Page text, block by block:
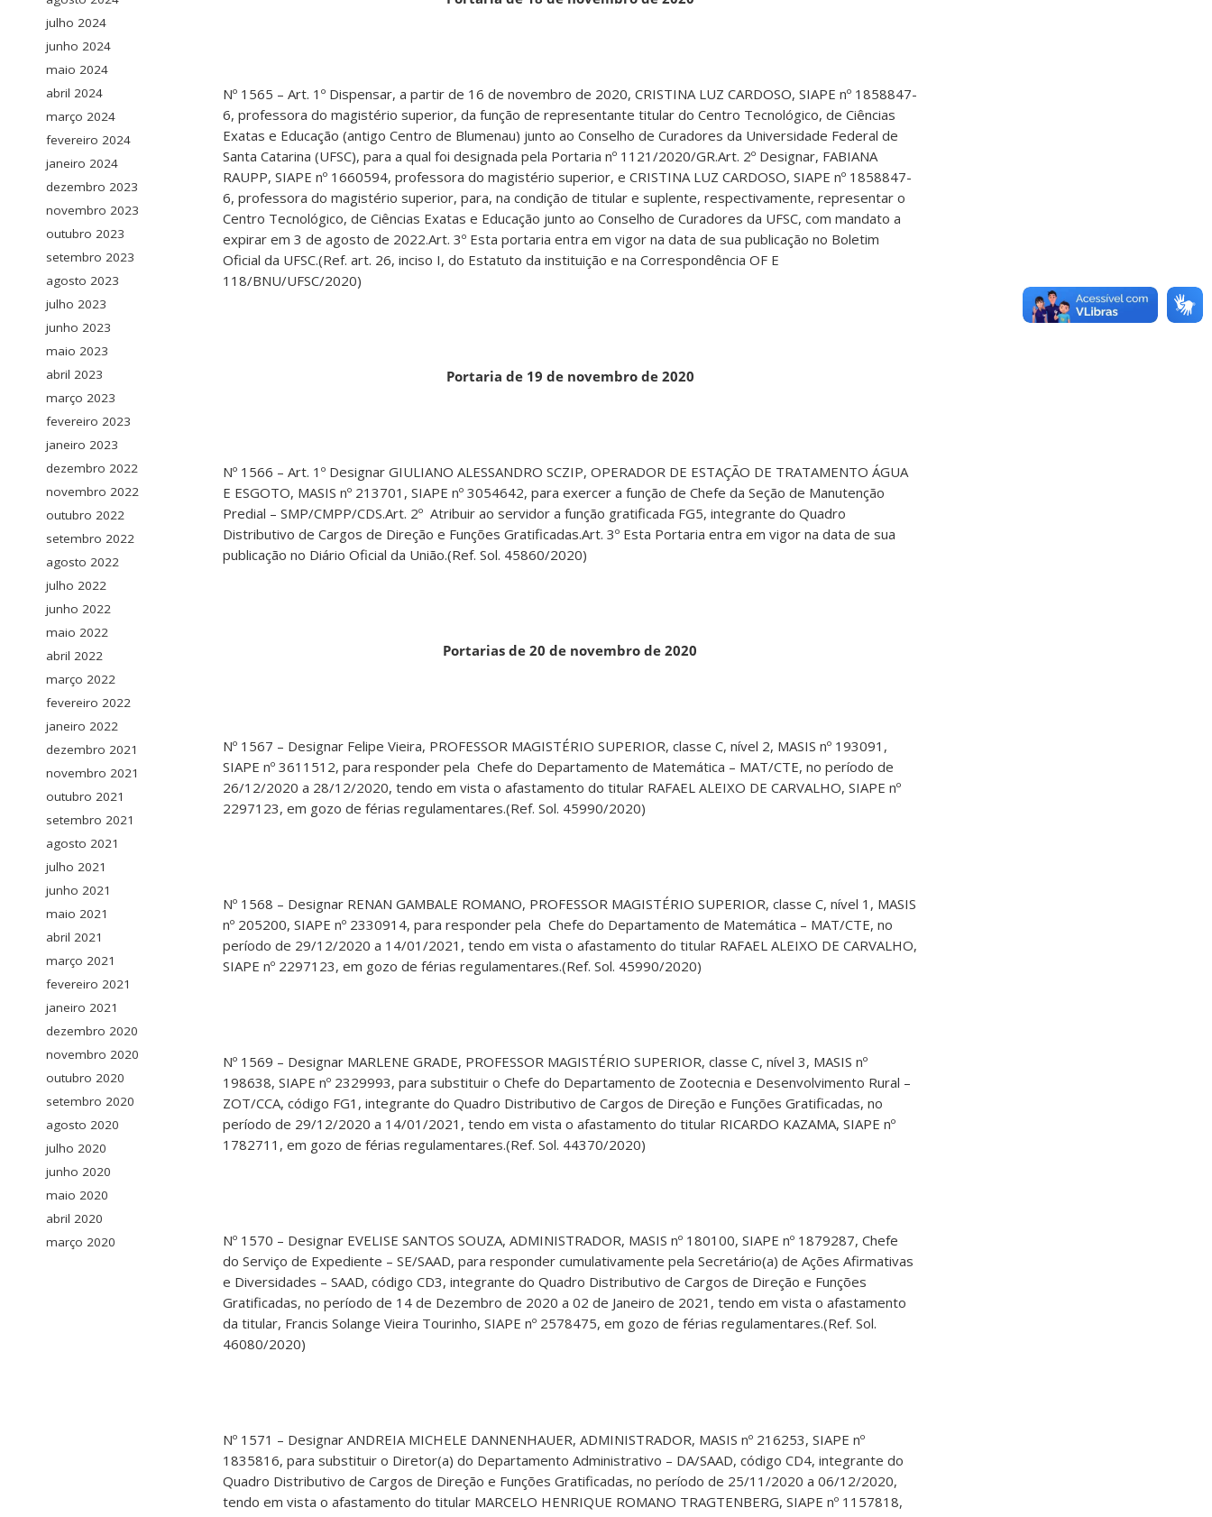
julho 2024
junho 2024
maio 2024
abril 2024
março 2024
fevereiro 2024
janeiro 2024
dezembro 2023
novembro 2023
outubro 2023
setembro 2023
agosto 2023
julho 2023
junho 2023
maio 2023
abril 2023
março 2023
fevereiro 2023
janeiro 2023
dezembro 2022
novembro 2022
outubro 2022
setembro 2022
agosto 2022
julho 2022
junho 2022
maio 2022
abril 2022
março 2022
fevereiro 2022
janeiro 2022
dezembro 2021
novembro 2021
outubro 2021
setembro 2021
agosto 2021
julho 2021
junho 2021
maio 2021
abril 2021
março 2021
fevereiro 2021
janeiro 2021
dezembro 2020
novembro 2020
outubro 2020
setembro 2020
agosto 2020
julho 2020
junho 2020
maio 2020
abril 2020
março 2020
Nº 1565 – Art. 1º Dispensar, a partir de 16 de novembro de 2020, CRISTINA LUZ CARDOSO, SIAPE nº 1858847-
6, professora do magistério superior, da função de representante titular do Centro Tecnológico, de Ciências
Exatas e Educação (antigo Centro de Blumenau) junto ao Conselho de Curadores da Universidade Federal de
Santa Catarina (UFSC), para a qual foi designada pela Portaria nº 1121/2020/GR.Art. 2º Designar, FABIANA
RAUPP, SIAPE nº 1660594, professora do magistério superior, e CRISTINA LUZ CARDOSO, SIAPE nº 1858847-
6, professora do magistério superior, para, na condição de titular e suplente, respectivamente, representar o
Centro Tecnológico, de Ciências Exatas e Educação junto ao Conselho de Curadores da UFSC, com mandato a
expirar em 3 de agosto de 2022.Art. 3º Esta portaria entra em vigor na data de sua publicação no Boletim
Oficial da UFSC.(Ref. art. 26, inciso I, do Estatuto da instituição e na Correspondência OF E
118/BNU/UFSC/2020)
Portaria de 19 de novembro de 2020
Nº 1566 – Art. 1º Designar GIULIANO ALESSANDRO SCZIP, OPERADOR DE ESTAÇÃO DE TRATAMENTO ÁGUA
E ESGOTO, MASIS nº 213701, SIAPE nº 3054642, para exercer a função de Chefe da Seção de Manutenção
Predial – SMP/CMPP/CDS.Art. 2º Atribuir ao servidor a função gratificada FG5, integrante do Quadro
Distributivo de Cargos de Direção e Funções Gratificadas.Art. 3º Esta Portaria entra em vigor na data de sua
publicação no Diário Oficial da União.(Ref. Sol. 45860/2020)
Portarias de 20 de novembro de 2020
Nº 1567 – Designar Felipe Vieira, PROFESSOR MAGISTÉRIO SUPERIOR, classe C, nível 2, MASIS nº 193091,
SIAPE nº 3611512, para responder pela Chefe do Departamento de Matemática – MAT/CTE, no período de
26/12/2020 a 28/12/2020, tendo em vista o afastamento do titular RAFAEL ALEIXO DE CARVALHO, SIAPE nº
2297123, em gozo de férias regulamentares.(Ref. Sol. 45990/2020)
Nº 1568 – Designar RENAN GAMBALE ROMANO, PROFESSOR MAGISTÉRIO SUPERIOR, classe C, nível 1, MASIS
nº 205200, SIAPE nº 2330914, para responder pela Chefe do Departamento de Matemática – MAT/CTE, no
período de 29/12/2020 a 14/01/2021, tendo em vista o afastamento do titular RAFAEL ALEIXO DE CARVALHO,
SIAPE nº 2297123, em gozo de férias regulamentares.(Ref. Sol. 45990/2020)
Nº 1569 – Designar MARLENE GRADE, PROFESSOR MAGISTÉRIO SUPERIOR, classe C, nível 3, MASIS nº
198638, SIAPE nº 2329993, para substituir o Chefe do Departamento de Zootecnia e Desenvolvimento Rural –
ZOT/CCA, código FG1, integrante do Quadro Distributivo de Cargos de Direção e Funções Gratificadas, no
período de 29/12/2020 a 14/01/2021, tendo em vista o afastamento do titular RICARDO KAZAMA, SIAPE nº
1782711, em gozo de férias regulamentares.(Ref. Sol. 44370/2020)
Nº 1570 – Designar EVELISE SANTOS SOUZA, ADMINISTRADOR, MASIS nº 180100, SIAPE nº 1879287, Chefe
do Serviço de Expediente – SE/SAAD, para responder cumulativamente pela Secretário(a) de Ações Afirmativas
e Diversidades – SAAD, código CD3, integrante do Quadro Distributivo de Cargos de Direção e Funções
Gratificadas, no período de 14 de Dezembro de 2020 a 02 de Janeiro de 2021, tendo em vista o afastamento
da titular, Francis Solange Vieira Tourinho, SIAPE nº 2578475, em gozo de férias regulamentares.(Ref. Sol.
46080/2020)
Nº 1571 – Designar ANDREIA MICHELE DANNENHAUER, ADMINISTRADOR, MASIS nº 216253, SIAPE nº
1835816, para substituir o Diretor(a) do Departamento Administrativo – DA/SAAD, código CD4, integrante do
Quadro Distributivo de Cargos de Direção e Funções Gratificadas, no período de 25/11/2020 a 06/12/2020,
tendo em vista o afastamento do titular MARCELO HENRIQUE ROMANO TRAGTENBERG, SIAPE nº 1157818,